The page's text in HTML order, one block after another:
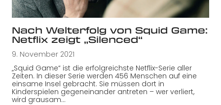
Nach Welterfolg von Squid Game:
Netflix zeigt „Silenced“
9. November 2021
„Squid Game“ ist die erfolgreichste Netflix-Serie aller
Zeiten. In dieser Serie werden 456 Menschen auf eine
einsame Insel gebracht. Sie müssen dort in
Kinderspielen gegeneinander antreten – wer verliert,
wird grausam…